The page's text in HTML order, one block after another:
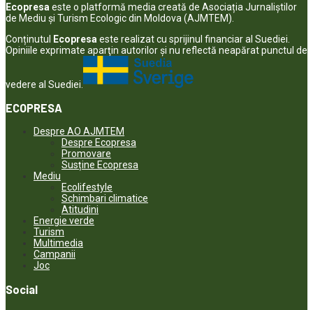
Ecopresa este o platformă media creată de Asociația Jurnaliștilor
de Mediu și Turism Ecologic din Moldova (AJMTEM).
Conținutul Ecopresa este realizat cu sprijinul financiar al Suediei.
Opiniile exprimate aparţin autorilor şi nu reflectă neapărat punctul de
vedere al Suediei.
ECOPRESA
Despre AO AJMTEM
Despre Ecopresa
Promovare
Susține Ecopresa
Mediu
Ecolifestyle
Schimbari climatice
Atitudini
Energie verde
Turism
Multimedia
Campanii
Joc
Social